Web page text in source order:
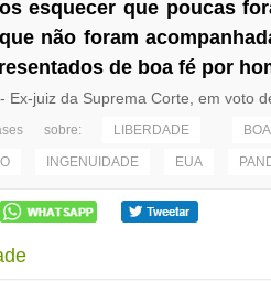
esquecer que poucas
não foram
de boa fé por
- Ex-juiz da Suprema Corte, em voto
sobre: LIBERDADE
INGENUIDADE EUA